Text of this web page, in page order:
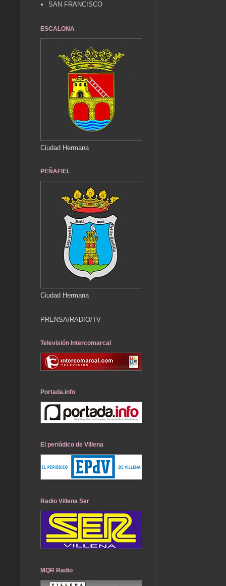
SAN FRANCISCO
ESCALONA
Ciudad Hermana
PEÑAFIEL
Ciudad Hermana
PRENSA/RADIO/TV
Televisión Intercomarcal
Portada.info
El periódico de Villena
Radio Villena Ser
MQR Radio